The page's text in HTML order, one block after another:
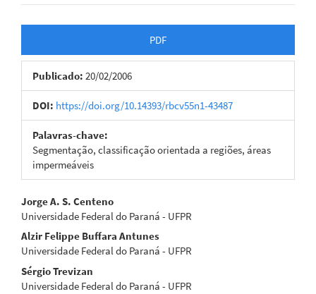
lateral
de
artigos
PDF
Publicado: 20/02/2006
DOI: https://doi.org/10.14393/rbcv55n1-43487
Palavras-chave:
Segmentação, classificação orientada a regiões, áreas
impermeáveis
Conteúdo
do
artigo
principal
Jorge A. S. Centeno
Universidade Federal do Paraná - UFPR
Alzir Felippe Buffara Antunes
Universidade Federal do Paraná - UFPR
Sérgio Trevizan
Universidade Federal do Paraná - UFPR